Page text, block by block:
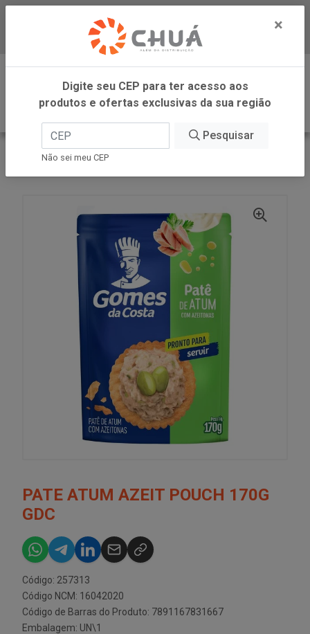
Baixe já nosso APP
0
INÍCIO
GOMES DA COSTA
PATE ATUM AZEIT POUCH 170G
GDC
Código: 257313
Código NCM: 16042020
Código de Barras do Produto: 7891167831667
Embalagem: UN\1
×
Digite seu CEP para ter acesso aos
produtos e ofertas exclusivas da sua região
Pesquisar
Não sei meu CEP